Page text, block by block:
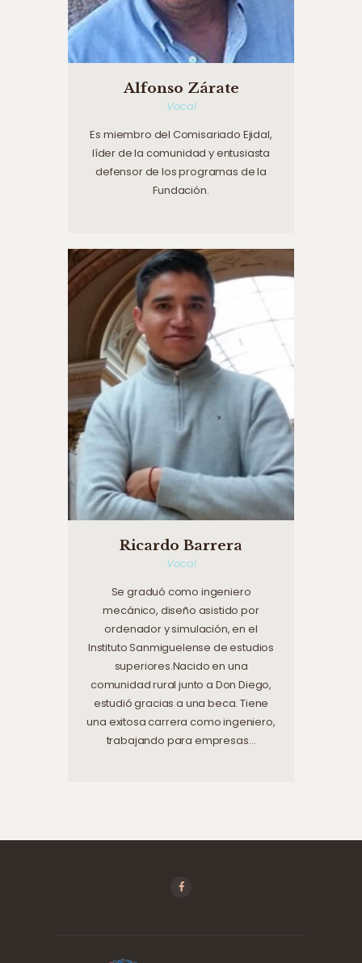
Alfonso Zárate
Vocal
Es miembro del Comisariado Ejidal,
líder de la comunidad y entusiasta
defensor de los programas de la
Fundación.
Ricardo Barrera
Vocal
Se graduó como ingeniero
mecánico, diseño asistido por
ordenador y simulación, en el
Instituto Sanmiguelense de estudios
superiores.Nacido en una
comunidad rural junto a Don Diego,
estudió gracias a una beca. Tiene
una exitosa carrera como ingeniero,
trabajando para empresas…